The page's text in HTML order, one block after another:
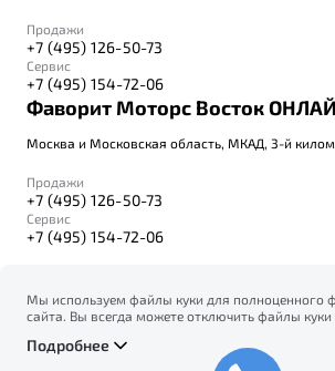
Продажи
+7 (495) 126-50-73
Сервис
+7 (495) 154-72-06
Фаворит Моторс Восток
Москва и Московская область, МКАД, 3-й
Продажи
+7 (495) 126-50-73
Сервис
+7 (495) 154-72-06
© 2026
Политика конфиденциальности персональных
Мы используем файлы куки для полноценного
сайта. Вы всегда можете отключить файлы куки
на сбор и использование файлов куки, и
ознакомление с информацией по сбору,
Подробнее